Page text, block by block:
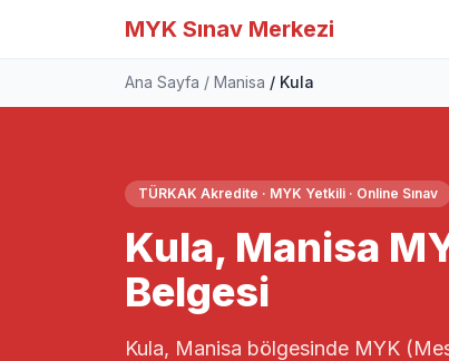
MYK Sınav Merkezi
Ana Sayfa Manisa Kula
TÜRKAK Akredite · MYK Yetkili · Online Sınav
Kula, Manisa
Belgesi
Kula, Manisa bölgesinde MYK